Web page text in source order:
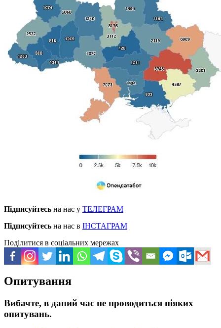
Підписуйтесь на нас у ТЕЛЕГРАМ
Підписуйтесь на нас в ІНСТАГРАМ
Поділитися в соціальних мережах
Опитування
Вибачте, в даний час не проводиться ніяких
опитувань.